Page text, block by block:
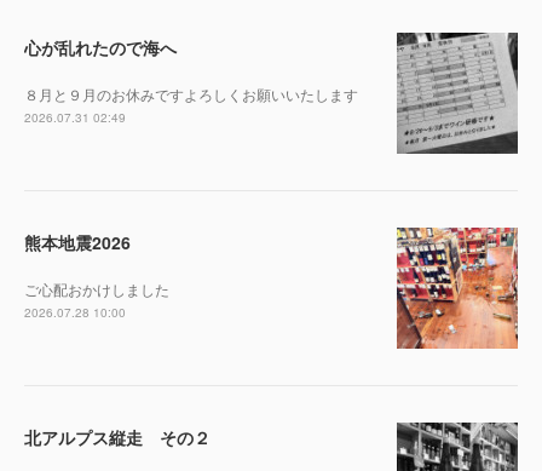
心が乱れたので海へ
８月と９月のお休みですよろしくお願いいたします
2026.07.31 02:49
熊本地震2026
ご心配おかけしました
2026.07.28 10:00
北アルプス縦走 その２